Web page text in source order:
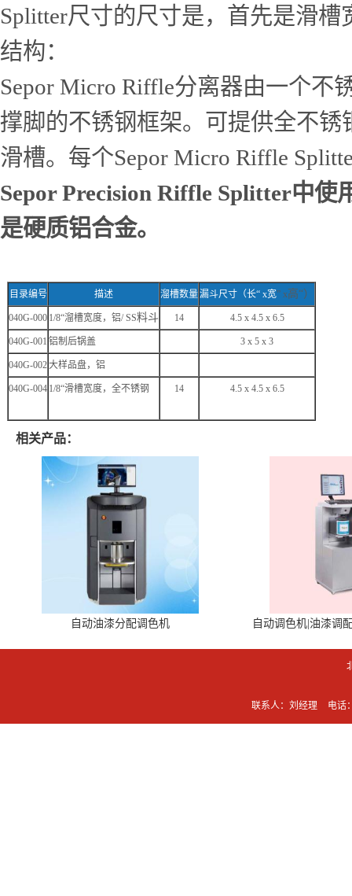
Splitter尺寸的尺寸是，首先是滑
结构：
Sepor Micro Riffle分离器由一个不
撑脚的不锈钢框架。可提供全不
滑槽。每个Sepor Micro Riffle
Sepor Precision Riffle Splitter中使
是硬质铝合金。
目录编号 描述 溜槽数量漏斗尺寸 （长“ x宽” x高“）
040G-000 1/8“溜槽宽度，铝/ SS料斗 14 4.5 x 4.5 x 6.5
040G-001 铝制后锅盖 3 x 5 x 3
040G-002大样品盘，铝
040G-004 1/8“滑槽宽度，全不锈钢 14 4.5 x 4.5 x 6.5
相关产品：
自动油漆分配调色机 自动调色机|油漆调
联系人：刘经理 电话